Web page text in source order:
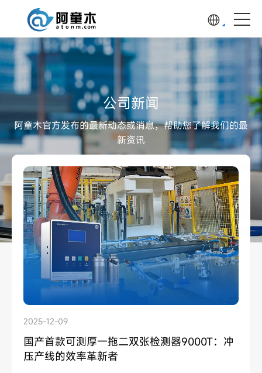
公司新闻
阿童木官方发布的最新动态或消息，帮助您了解我们的最
新资讯
2025-12-16
LS2-NP01缝纫机底线断线检测器：让缝纫生
产更稳、更高效
2025-12-09
国产首款可测厚一拖二双张检测器9000T：冲
压产线的效率革新者
2025-11-20
非接触式‘’一拖四‘’双张检测器1600S：冲压产
线 “降本增效” 新选择